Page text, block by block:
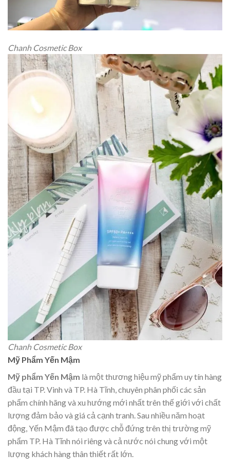
Chanh Cosmetic Box
Chanh Cosmetic Box
Mỹ Phẩm Yến Mậm
Mỹ phẩm Yến Mậm là một thương hiệu mỹ phẩm uy tín hàng
đầu tại TP. Vinh và TP. Hà Tĩnh, chuyên phân phối các sản
phẩm chính hãng và xu hướng mới nhất trên thế giới với chất
lượng đảm bảo và giá cả cạnh tranh. Sau nhiều năm hoạt
động, Yến Mậm đã tạo được chỗ đứng trên thị trường mỹ
phẩm TP. Hà Tĩnh nói riêng và cả nước nói chung với một
lượng khách hàng thân thiết rất lớn.